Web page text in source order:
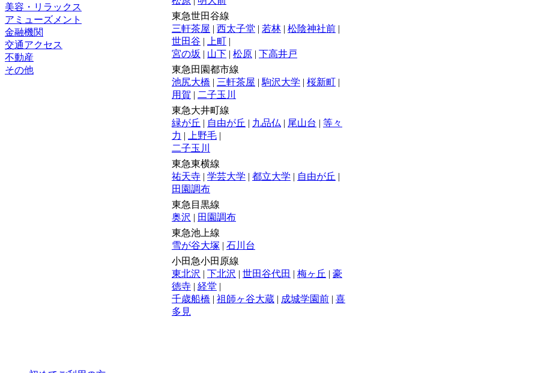
美容・リラックス
アミューズメント
金融機関
交通アクセス
不動産
その他
東急世田谷線
三軒茶屋 | 西太子堂 | 若林 | 松陰神社前 |
世田谷 | 上町 |
宮の坂 | 山下 | 松原 | 下高井戸
東急田園都市線
池尻大橋 | 三軒茶屋 | 駒沢大学 | 桜新町 |
用賀 | 二子玉川
東急大井町線
緑が丘 | 自由が丘 | 九品仏 | 尾山台 | 等々
力 | 上野毛 |
二子玉川
東急東横線
祐天寺 | 学芸大学 | 都立大学 | 自由が丘 |
田園調布
東急目黒線
奥沢 | 田園調布
東急池上線
雪が谷大塚 | 石川台
小田急小田原線
東北沢 | 下北沢 | 世田谷代田 | 梅ヶ丘 | 豪
徳寺 | 経堂 |
千歳船橋 | 祖師ヶ谷大蔵 | 成城学園前 | 喜
多見